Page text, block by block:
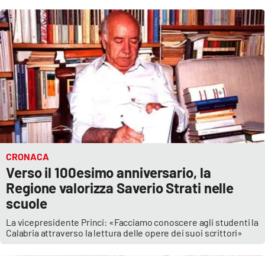
CRONACA
Verso il 100esimo anniversario, la
Regione valorizza Saverio Strati nelle
scuole
La vicepresidente Princi: «Facciamo conoscere agli studenti la
Calabria attraverso la lettura delle opere dei suoi scrittori»